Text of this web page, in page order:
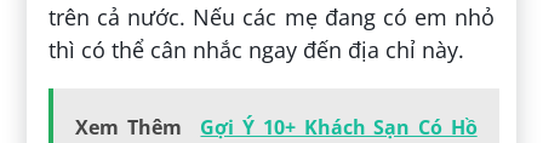
trên cả nước. Nếu các mẹ đang có em nhỏ
thì có thể cân nhắc ngay đến địa chỉ này.
Xem Thêm
Gợi Ý 10+ Khách Sạn Có Hồ